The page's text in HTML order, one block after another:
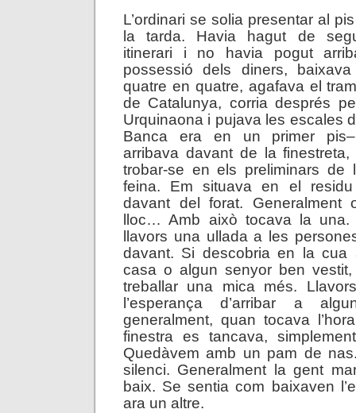
L’ordinari se solia presentar al
la tarda. Havia hagut de
itinerari i no havia pogut
possessió dels diners,
quatre en quatre, agafava el
de Catalunya, corria després
Urquinaona i pujava les escales
Banca era en un primer
arribava davant de la finestreta,
trobar-se en els preliminars de
feina. Em situava en el
davant del forat. Generalment
lloc… Amb això tocava la
llavors una ullada a les
davant. Si descobria en la cua
casa o algun senyor ben
treballar una mica més.
l’esperança d’arribar a
generalment, quan tocava
finestra es tancava,
Quedàvem amb un pam de
silenci. Generalment la gent
baix. Se sentia com baixaven
ara un altre.